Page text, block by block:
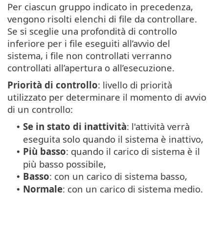
Per ciascun gruppo indicato in precedenza,
vengono risolti elenchi di file da controllare.
Se si sceglie una profondità di controllo
inferiore per i file eseguiti all’avvio del
sistema, i file non controllati verranno
controllati all’apertura o all’esecuzione.
Priorità di controllo: livello di priorità
utilizzato per determinare il momento di avvio
di un controllo:
• Se in stato di inattività: l'attività verrà
eseguita solo quando il sistema è inattivo,
• Più basso: quando il carico di sistema è il
più basso possibile,
• Basso: con un carico di sistema basso,
• Normale: con un carico di sistema medio.